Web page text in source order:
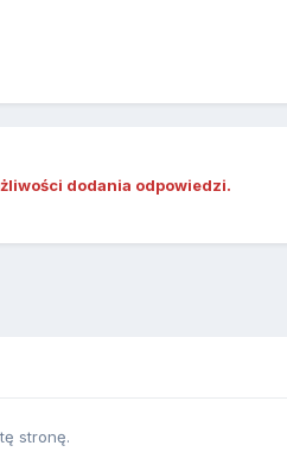
dodania odpowiedzi.
stronę.